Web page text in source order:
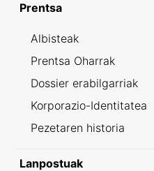
Prentsa
Albisteak
Prentsa Oharrak
Dossier erabilgarriak
Korporazio-Identitatea
Pezetaren historia
Lanpostuak